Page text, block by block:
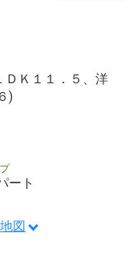
ＤＫ１１．５、洋
)
ート
地図